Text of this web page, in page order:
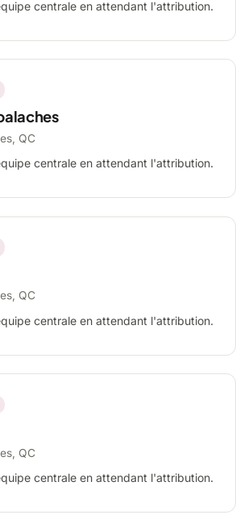
centrale en attendant l'attribution.
QC
centrale en attendant l'attribution.
QC
centrale en attendant l'attribution.
QC
centrale en attendant l'attribution.